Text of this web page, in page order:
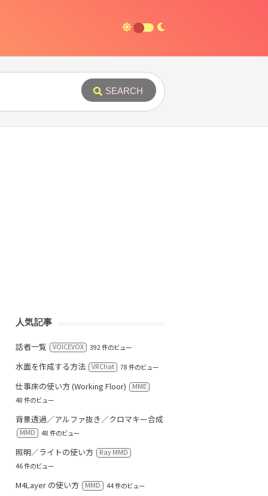
SEARCH
人気記事
話者一覧 VOICEVOX 392 件のビュー
水面を作成する方法 VRChat 78 件のビュー
仕事床の使い方 (Working Floor)
MME
48 件のビュー
背景透過／アルファ抜き／クロマキー合成
MMD 48 件のビュー
照明／ライトの使い方
Ray MMD
46 件のビュー
M4Layer の使い方 MMD 44 件のビュー